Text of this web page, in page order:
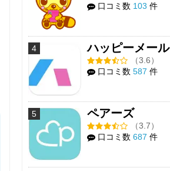
口コミ数 103 件
4 ハッピーメール
（3.6）
口コミ数 587 件
5 ペアーズ
（3.7）
口コミ数 687 件